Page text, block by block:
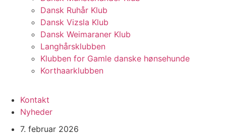
Dansk Ruhår Klub
Dansk Vizsla Klub
Dansk Weimaraner Klub
Langhårsklubben
Klubben for Gamle danske hønsehunde
Korthaarklubben
Kontakt
Nyheder
7. februar 2026